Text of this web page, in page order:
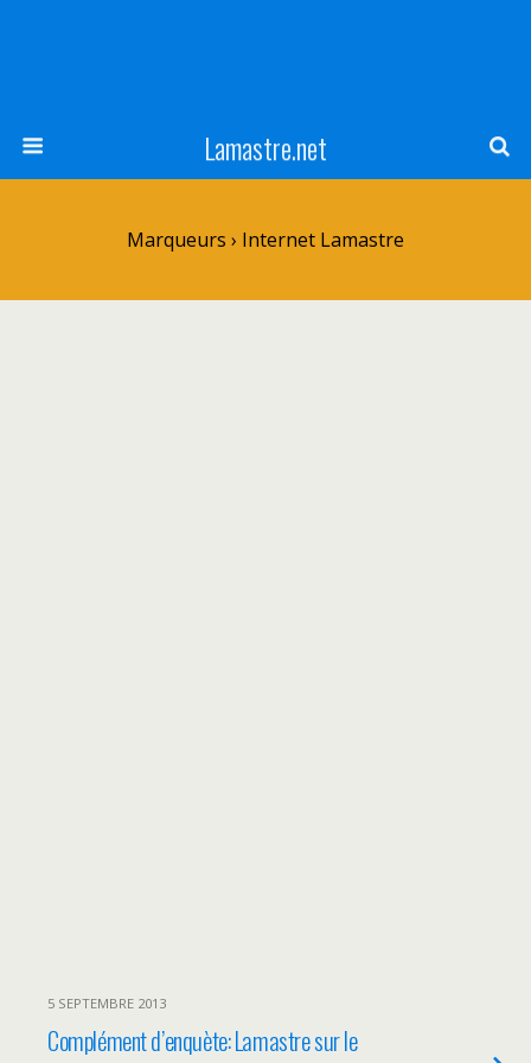
Lamastre.net
Marqueurs › Internet Lamastre
5 SEPTEMBRE 2013
Complément d’enquète: Lamastre sur le